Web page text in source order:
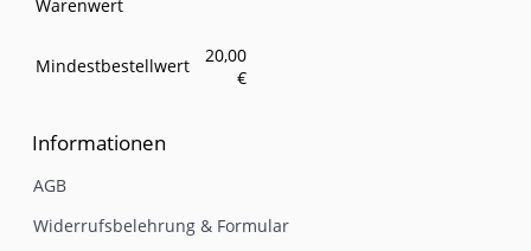
Warenwert
Mindestbestellwert
20,00
€
Informationen
AGB
Widerrufsbelehrung & Formular